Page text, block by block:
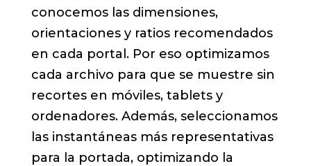
conocemos las dimensiones,
orientaciones y ratios recomendados
en cada portal. Por eso optimizamos
cada archivo para que se muestre sin
recortes en móviles, tablets y
ordenadores. Además, seleccionamos
las instantáneas más representativas
para la portada, optimizando la